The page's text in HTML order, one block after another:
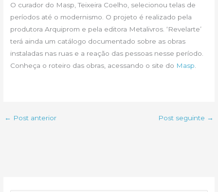
O curador do Masp, Teixeira Coelho, selecionou telas de
períodos até o modernismo. O projeto é realizado pela
produtora Arquiprom e pela editora Metalivros. ‘Revelarte’
terá ainda um catálogo documentado sobre as obras
instaladas nas ruas e a reação das pessoas nesse período.
Conheça o roteiro das obras, acessando o site do Masp
← Post anterior Post seguinte →